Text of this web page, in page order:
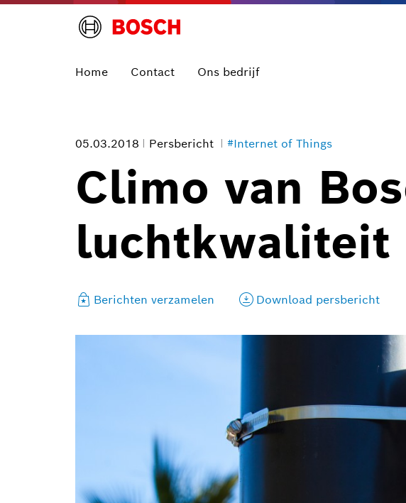
Home Contact Ons bedrijf
05.03.2018 Persbericht #Internet of Things
Climo van
luchtkwaliteit
Berichten verzamelen Download persbericht